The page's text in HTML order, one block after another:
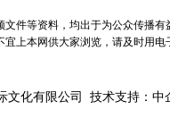
件等资料，均出于为公众传播
上本网供大家浏览，请及时用
文化有限公司 技术支持：